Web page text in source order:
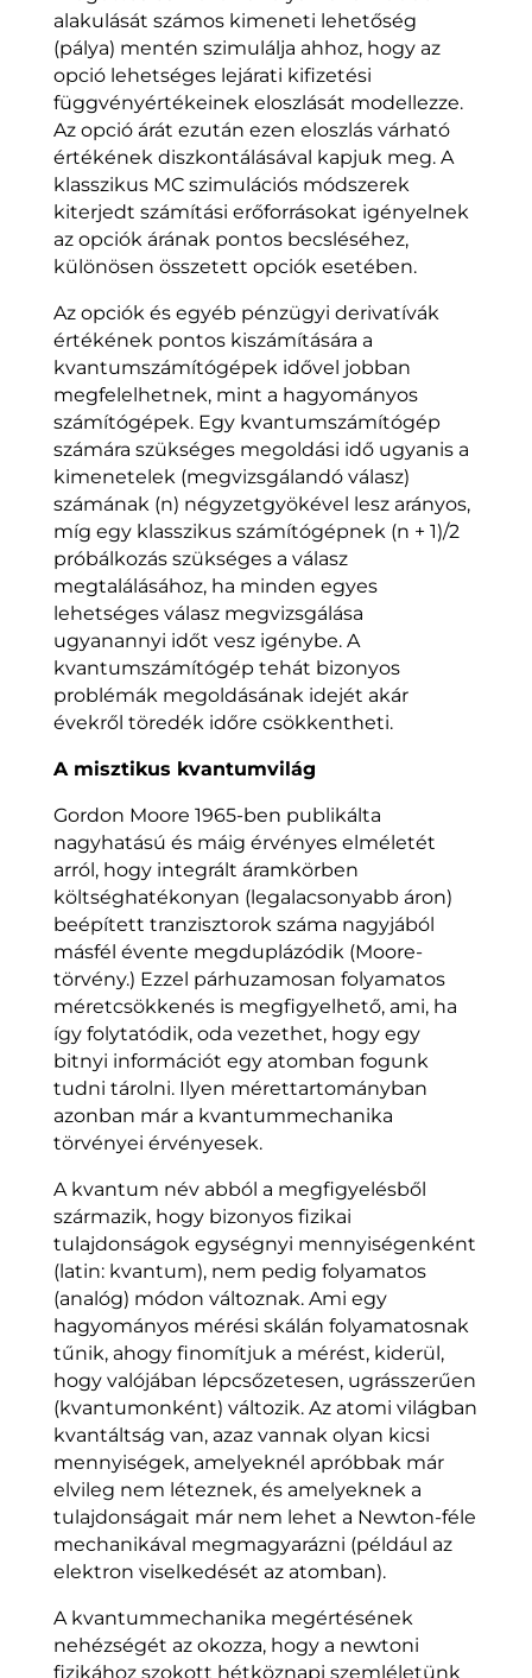
alakulását számos kimeneti lehetőség
(pálya) mentén szimulálja ahhoz, hogy az
opció lehetséges lejárati kifizetési
függvényértékeinek eloszlását modellezze.
Az opció árát ezután ezen eloszlás várható
értékének diszkontálásával kapjuk meg. A
klasszikus MC szimulációs módszerek
kiterjedt számítási erőforrásokat igényelnek
az opciók árának pontos becsléséhez,
különösen összetett opciók esetében.
Az opciók és egyéb pénzügyi derivatívák
értékének pontos kiszámítására a
kvantumszámítógépek idővel jobban
megfelelhetnek, mint a hagyományos
számítógépek. Egy kvantumszámítógép
számára szükséges megoldási idő ugyanis a
kimenetelek (megvizsgálandó válasz)
számának (n) négyzetgyökével lesz arányos,
míg egy klasszikus számítógépnek (n + 1)/2
próbálkozás szükséges a válasz
megtalálásához, ha minden egyes
lehetséges válasz megvizsgálása
ugyanannyi időt vesz igénybe. A
kvantumszámítógép tehát bizonyos
problémák megoldásának idejét akár
évekről töredék időre csökkentheti.
A misztikus kvantumvilág
Gordon Moore 1965-ben publikálta
nagyhatású és máig érvényes elméletét
arról, hogy integrált áramkörben
költséghatékonyan (legalacsonyabb áron)
beépített tranzisztorok száma nagyjából
másfél évente megduplázódik (Moore-
törvény.) Ezzel párhuzamosan folyamatos
méretcsökkenés is megfigyelhető, ami, ha
így folytatódik, oda vezethet, hogy egy
bitnyi információt egy atomban fogunk
tudni tárolni. Ilyen mérettartományban
azonban már a kvantummechanika
törvényei érvényesek.
A kvantum név abból a megfigyelésből
származik, hogy bizonyos fizikai
tulajdonságok egységnyi mennyiségenként
(latin: kvantum), nem pedig folyamatos
(analóg) módon változnak. Ami egy
hagyományos mérési skálán folyamatosnak
tűnik, ahogy finomítjuk a mérést, kiderül,
hogy valójában lépcsőzetesen, ugrásszerűen
(kvantumonként) változik. Az atomi világban
kvantáltság van, azaz vannak olyan kicsi
mennyiségek, amelyeknél apróbbak már
elvileg nem léteznek, és amelyeknek a
tulajdonságait már nem lehet a Newton-féle
mechanikával megmagyarázni (például az
elektron viselkedését az atomban).
A kvantummechanika megértésének
nehézségét az okozza, hogy a newtoni
fizikához szokott hétköznapi szemléletünk